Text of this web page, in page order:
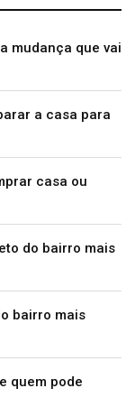
mudança que vai
a casa para
casa ou
do bairro mais
bairro mais
quem pode